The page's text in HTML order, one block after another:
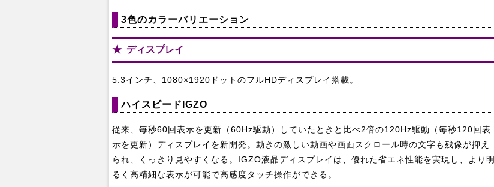
3色のカラーバリエーション
ディスプレイ
5.3インチ、1080×1920ドットのフルHDディスプレイ搭載。
ハイスピードIGZO
従来、毎秒60回表示を更新（60Hz駆動）していたときと比べ2倍の120Hz駆動（毎秒120回表
示を更新）ディスプレイを新開発。動きの激しい動画や画面スクロール時の文字も残像が抑え
られ、くっきり見やすくなる。IGZO液晶ディスプレイは、優れた省エネ性能を実現し、より明
るく高精細な表示が可能で高感度タッチ操作ができる。